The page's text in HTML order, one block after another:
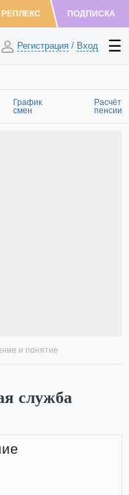
РЕПЛЕКС ПОДПИСКА
Регистрация / Вход
График
смен
Расчёт
пенсии
и понятие
служба